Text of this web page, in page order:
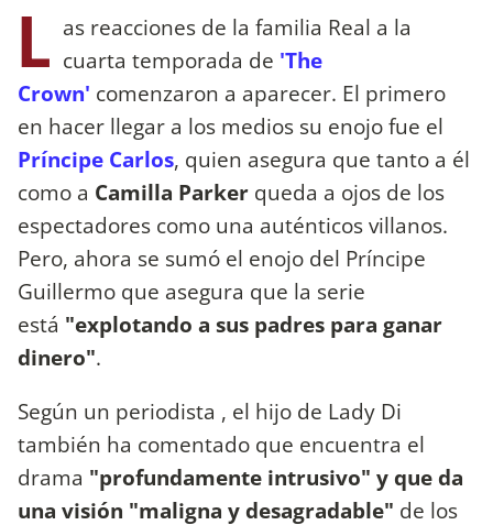
L as reacciones de la familia Real a la
cuarta temporada de 'The
Crown' comenzaron a aparecer. El primero
en hacer llegar a los medios su enojo fue el
Príncipe Carlos, quien asegura que tanto a él
como a Camilla Parker queda a ojos de los
espectadores como una auténticos villanos.
Pero, ahora se sumó el enojo del Príncipe
Guillermo que asegura que la serie
está "explotando a sus padres para ganar
dinero".
Según un periodista , el hijo de Lady Di
también ha comentado que encuentra el
drama "profundamente intrusivo" y que da
una visión "maligna y desagradable" de los